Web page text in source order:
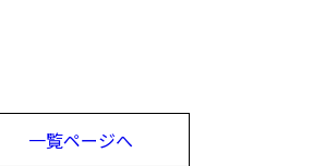
一覧ページへ